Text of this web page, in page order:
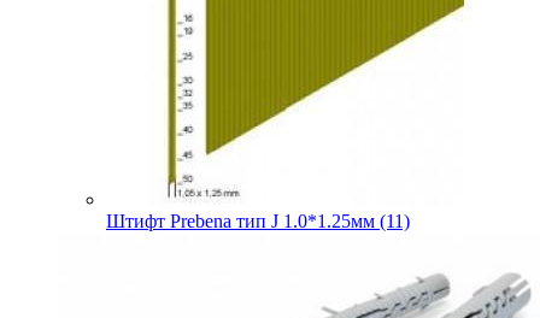
Штифт Prebena тип J 1.0*1.25мм (11)